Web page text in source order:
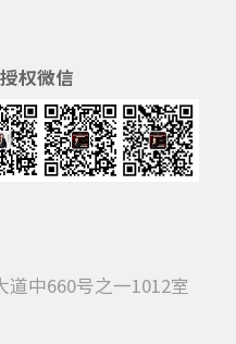
权微信
中660号之一1012室